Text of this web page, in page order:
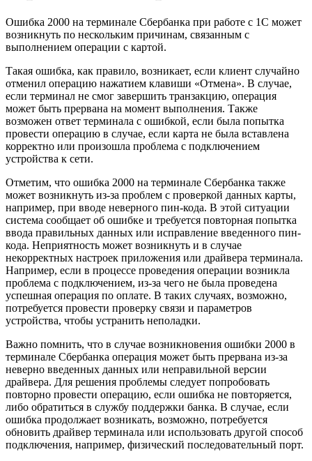
Ошибка 2000 на терминале Сбербанка при работе с 1С может
возникнуть по нескольким причинам, связанным с
выполнением операции с картой.
Такая ошибка, как правило, возникает, если клиент случайно
отменил операцию нажатием клавиши «Отмена». В случае,
если терминал не смог завершить транзакцию, операция
может быть прервана на момент выполнения. Также
возможен ответ терминала с ошибкой, если была попытка
провести операцию в случае, если карта не была вставлена
корректно или произошла проблема с подключением
устройства к сети.
Отметим, что ошибка 2000 на терминале Сбербанка также
может возникнуть из-за проблем с проверкой данных карты,
например, при вводе неверного пин-кода. В этой ситуации
система сообщает об ошибке и требуется повторная попытка
ввода правильных данных или исправление введенного пин-
кода. Неприятность может возникнуть и в случае
некорректных настроек приложения или драйвера терминала.
Например, если в процессе проведения операции возникла
проблема с подключением, из-за чего не была проведена
успешная операция по оплате. В таких случаях, возможно,
потребуется провести проверку связи и параметров
устройства, чтобы устранить неполадки.
Важно помнить, что в случае возникновения ошибки 2000 в
терминале Сбербанка операция может быть прервана из-за
неверно введенных данных или неправильной версии
драйвера. Для решения проблемы следует попробовать
повторно провести операцию, если ошибка не повторяется,
либо обратиться в службу поддержки банка. В случае, если
ошибка продолжает возникать, возможно, потребуется
обновить драйвер терминала или использовать другой способ
подключения, например, физический последовательный порт.